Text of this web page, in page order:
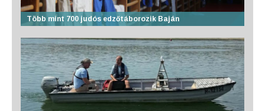
Több mint 700 judós edzőtáborozik Baján